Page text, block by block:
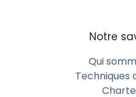
Notre
Qui
Techniques